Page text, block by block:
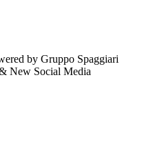
by Gruppo Spaggiari
New Social Media